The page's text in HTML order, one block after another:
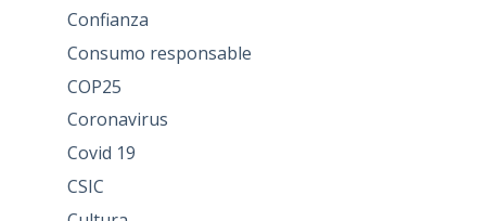
Confianza
Consumo responsable
COP25
Coronavirus
Covid 19
CSIC